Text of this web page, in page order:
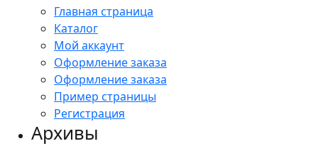
Главная страница
Каталог
Мой аккаунт
Оформление заказа
Оформление заказа
Пример страницы
Регистрация
Архивы